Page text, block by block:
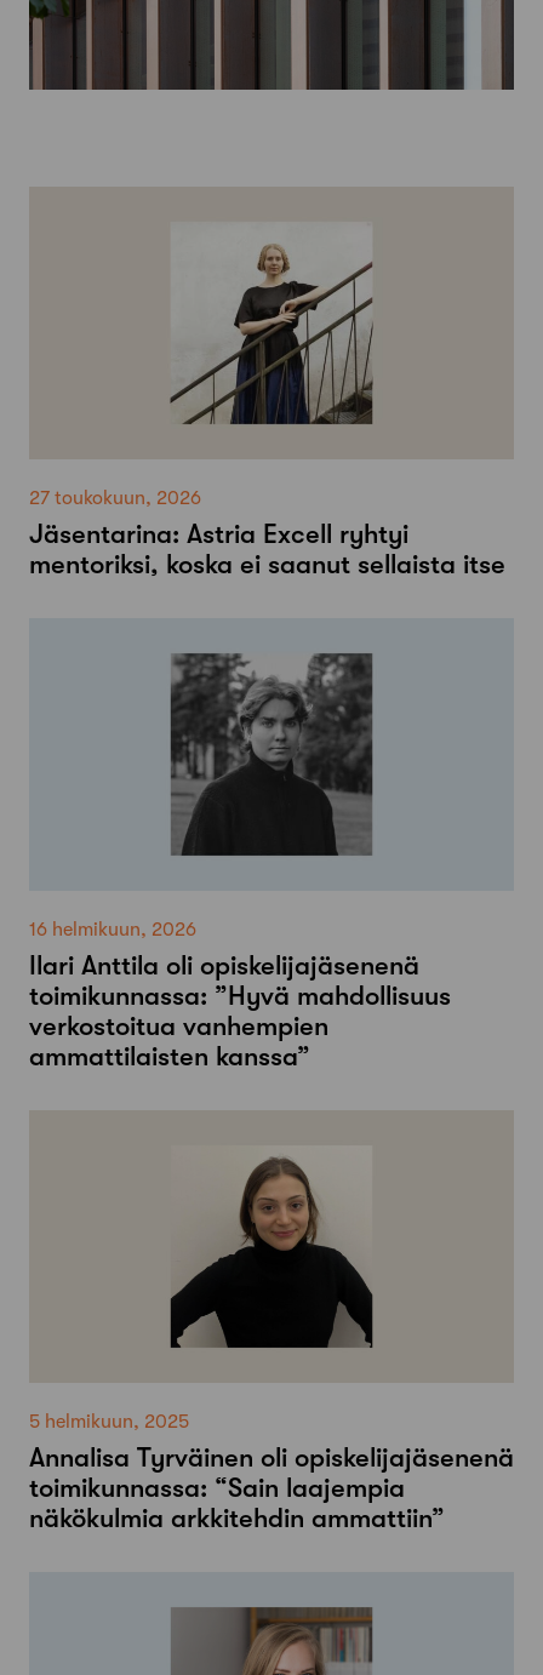
27 toukokuun, 2026
Jäsentarina: Astria Excell ryhtyi
mentoriksi, koska ei saanut sellaista itse
16 helmikuun, 2026
Ilari Anttila oli opiskelijajäsenenä
toimikunnassa: ”Hyvä mahdollisuus
verkostoitua vanhempien
ammattilaisten kanssa”
5 helmikuun, 2025
Annalisa Tyrväinen oli opiskelijajäsenenä
toimikunnassa: “Sain laajempia
näkökulmia arkkitehdin ammattiin”